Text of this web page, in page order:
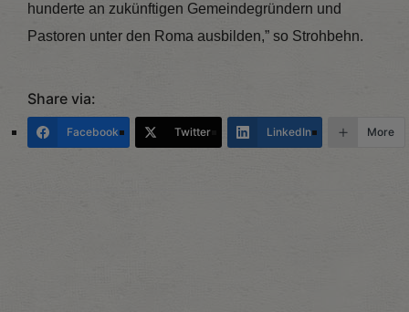
hunderte an zukünftigen Gemeindegründern und
Pastoren unter den Roma ausbilden,” so Strohbehn.
Share via:
Facebook Twitter LinkedIn More